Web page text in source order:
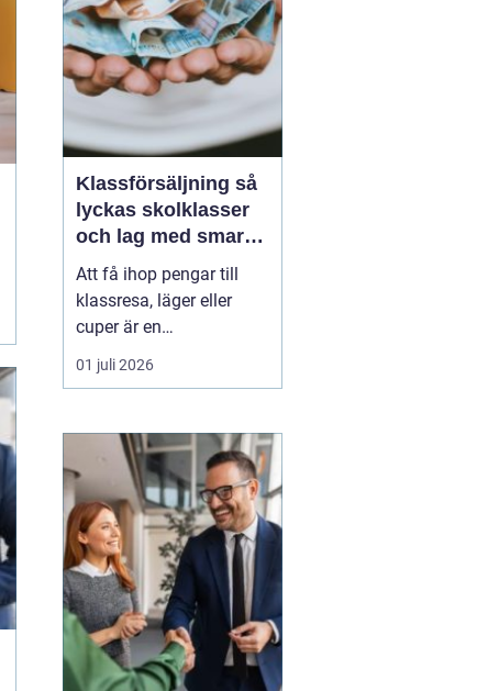
enklare att växa, ...
Klassförsäljning så
lyckas skolklasser
och lag med smarta
säljprojekt
Att få ihop pengar till
klassresa, läger eller
cuper är en
återkommande
utmaning för många
Samtidigt kan en
genomtänkt
Klassförsäljningbli
mycket mer än bara ett
sätt att fylla kassan.
De...
01 juli 2026